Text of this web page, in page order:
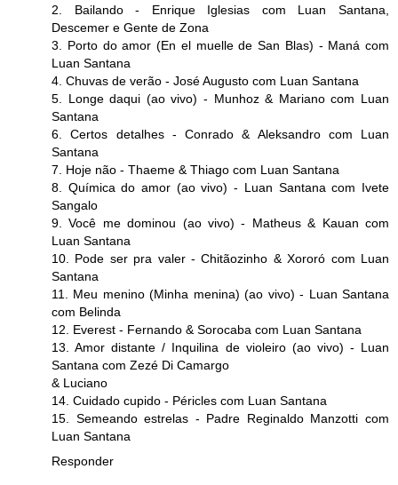
2. Bailando - Enrique Iglesias com Luan Santana,
Descemer e Gente de Zona
3. Porto do amor (En el muelle de San Blas) - Maná com
Luan Santana
4. Chuvas de verão - José Augusto com Luan Santana
5. Longe daqui (ao vivo) - Munhoz & Mariano com Luan
Santana
6. Certos detalhes - Conrado & Aleksandro com Luan
Santana
7. Hoje não - Thaeme & Thiago com Luan Santana
8. Química do amor (ao vivo) - Luan Santana com Ivete
Sangalo
9. Você me dominou (ao vivo) - Matheus & Kauan com
Luan Santana
10. Pode ser pra valer - Chitãozinho & Xororó com Luan
Santana
11. Meu menino (Minha menina) (ao vivo) - Luan Santana
com Belinda
12. Everest - Fernando & Sorocaba com Luan Santana
13. Amor distante / Inquilina de violeiro (ao vivo) - Luan
Santana com Zezé Di Camargo
& Luciano
14. Cuidado cupido - Péricles com Luan Santana
15. Semeando estrelas - Padre Reginaldo Manzotti com
Luan Santana
Responder